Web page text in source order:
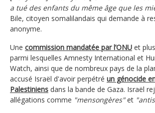
a tué des enfants du même âge que les
Bile, citoyen somalilandais qui demande à
anonyme.
Une commission mandatée par l’ONU et
parmi lesquelles Amnesty International et
Watch, ainsi que de nombreux pays de la
accusé Israël d'avoir perpétré un génocide
Palestiniens dans la bande de Gaza. Israël
allégations comme "mensongères"et